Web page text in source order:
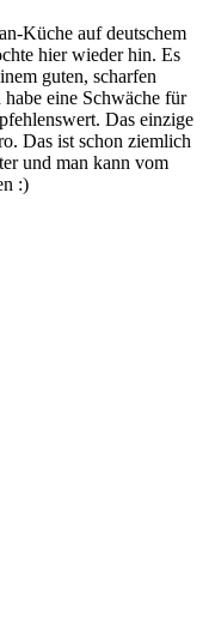
Küche auf deutschem
hier wieder hin. Es
guten, scharfen
eine Schwäche für
Das einzige
Das ist schon ziemlich
und man kann vom
:)